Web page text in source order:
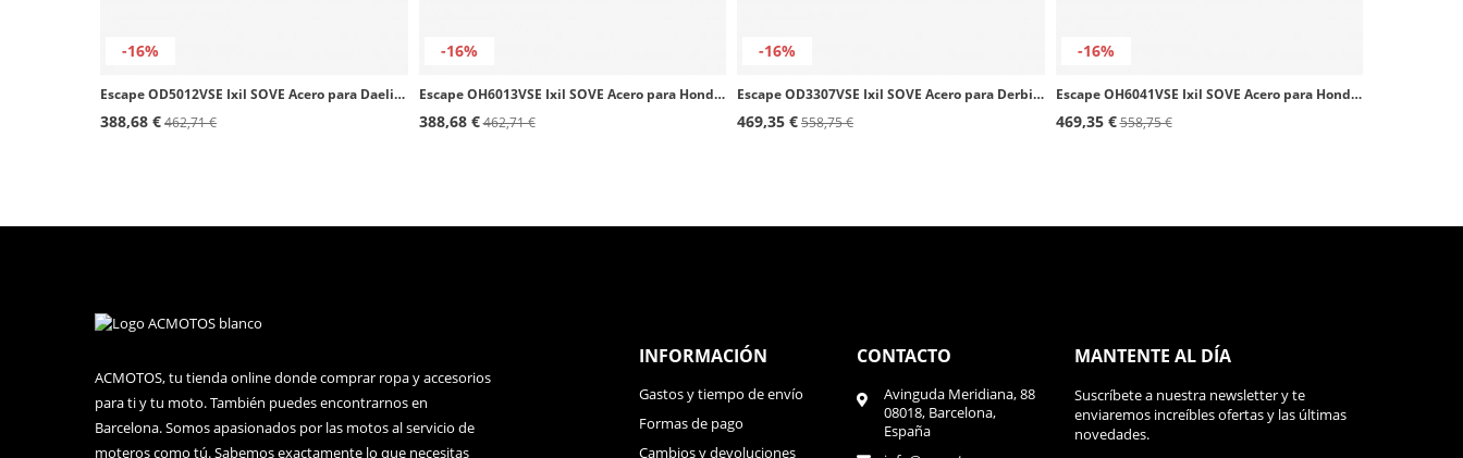
-16%
Escape OD5012VSE Ixil SOVE Acero para Daelim Roadwin 125 / 250 R (07-15)
388,68 €462,71 €
-16%
Escape OH6013VSE Ixil SOVE Acero para Honda CBR 125 R (04-10)
388,68 €462,71 €
-16%
Escape OD3307VSE Ixil SOVE Acero para Derbi DRD 125 4T (10-12), Terra 125 Adventure (10-12), Malaguti Dune 125, MONTE Pro 125
469,35 €558,75 €
-16%
Escape OH6041VSE Ixil SOVE Acero para Honda CBR 600 F (91-98)
469,35 €558,75 €
ACMOTOS, tu tienda online donde comprar ropa y accesorios
para ti y tu moto. También puedes encontrarnos en
Barcelona. Somos apasionados por las motos al servicio de
moteros como tú. Sabemos exactamente lo que necesitas
INFORMACIÓN
Gastos y tiempo de envío
Formas de pago
Cambios y devoluciones
CONTACTO
Avinguda Meridiana, 88
08018, Barcelona,
España
MANTENTE AL DÍA
Suscríbete a nuestra newsletter y te
enviaremos increíbles ofertas y las últimas
novedades.